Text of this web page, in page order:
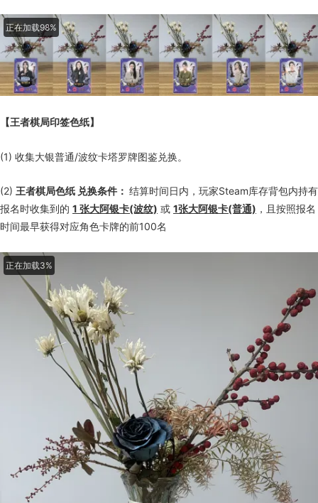
【王者棋局印签色纸】
(1) 收集大银普通/波纹卡塔罗牌图鉴兑换。
(2) 王者棋局色纸 兑换条件： 结算时间日内，玩家Steam库存背包内持有
报名时收集到的 1 张大阿银卡(波纹) 或 1张大阿银卡(普通) ，且按照报名
时间最早获得对应角色卡牌的前100名
正在加载5%